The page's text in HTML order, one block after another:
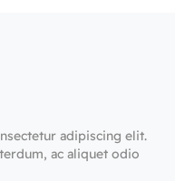
adipiscing elit.
ac aliquet odio